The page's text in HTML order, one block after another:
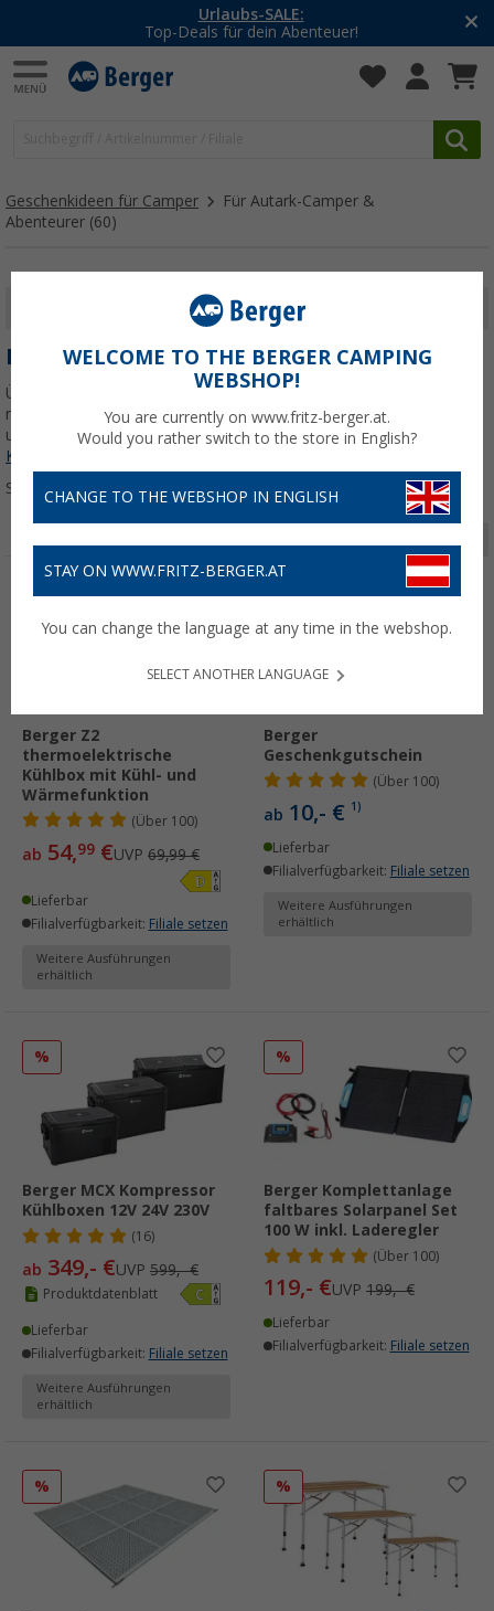
-20% auf Kleidung und Schuhe
Mit dem Aktionscode20SSV
Geschenkideen für Camper
Für Autark-Camper &
Abenteurer (60)
FILTER ANZEIGEN
FÜR AUTARK-CAMPER & ABENTEURER
Überrasche autarke Camper mit Geschenken, die Abenteuer
möglich machen: Energie, Licht, Wärme und clevere Helfer für
unterwegs – für Freiheit abseits des Alltags.Jetzt mehr über unsere
Kategorie
Sortieren:
%
Berger Z2
thermoelektrische
Kühlbox mit Kühl- und
Wärmefunktion
(Über100)
ab 54,99 €UVP 69,99 €
Lieferbar
Filialverfügbarkeit: Filiale setzen
Weitere Ausführungen
erhältlich
Berger
Geschenkgutschein
(Über100)
ab 10,- € 1)
Lieferbar
Filialverfügbarkeit: Filiale setzen
Weitere Ausführungen
erhältlich
%
Berger MCX Kompressor
Kühlboxen 12V 24V 230V
(16)
ab 349,- €UVP 599,- €
Produktdatenblatt
Lieferbar
Filialverfügbarkeit: Filiale setzen
Weitere Ausführungen
erhältlich
%
Berger Komplettanlage
faltbares Solarpanel Set
100 W inkl. Laderegler
(Über100)
119,- €UVP 199,- €
Lieferbar
Filialverfügbarkeit: Filiale setzen
% %
WELCOME TO THE BERGER CAMPING
WEBSHOP!
You are currently on www.fritz-berger.at.
Would you rather switch to the store in English?
CHANGE TO THE WEBSHOP IN ENGLISH
STAY ON WWW.FRITZ-BERGER.AT
You can change the language at any time in the webshop.
SELECT ANOTHER LANGUAGE